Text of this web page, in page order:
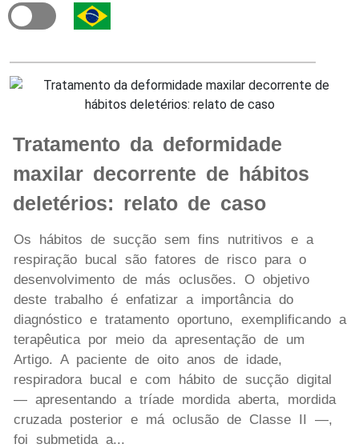
Tratamento da deformidade
maxilar decorrente de hábitos
deletérios: relato de caso
Os hábitos de sucção sem fins nutritivos e a
respiração bucal são fatores de risco para o
desenvolvimento de más oclusões. O objetivo
deste trabalho é enfatizar a importância do
diagnóstico e tratamento oportuno, exemplificando a
terapêutica por meio da apresentação de um
Artigo. A paciente de oito anos de idade,
respiradora bucal e com hábito de sucção digital
— apresentando a tríade mordida aberta, mordida
cruzada posterior e má oclusão de Classe II —,
foi submetida a...